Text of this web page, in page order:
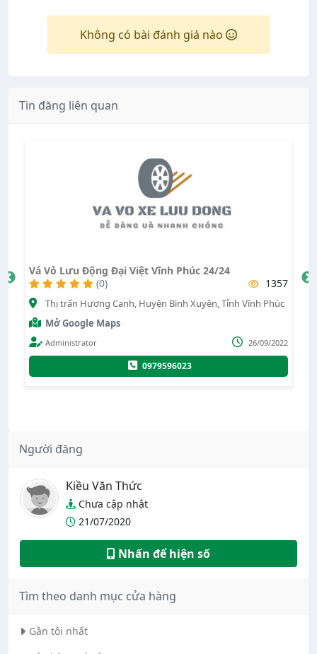
Không có bài đánh giá nào
Tin đăng liên quan
Vá Vỏ Lưu Động Đại Việt Vĩnh Phúc 24/24
(0)
1357
Thị trấn Hương Canh, Huyện Bình Xuyên, Tỉnh Vĩnh Phúc
Mở Google Maps
Administrator 26/09/2022
0979596023
Cửa
Người đăng
Kiều Văn Thức
Chưa cập nhật
21/07/2020
Nhấn để hiện số
Tìm theo danh mục cửa hàng
Gần tôi nhất